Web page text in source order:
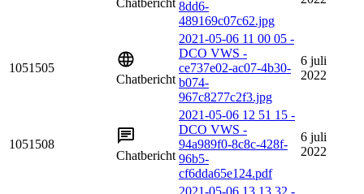
Chatbericht 8dd6-
489169c07c62.jpg
1051505
Chatbericht
2021-05-06 11 00 05 -
DCO VWS -
ce737e02-ac07-4b30-
b074-
967c8277c2f3.jpg
6 juli
2022
1051508
Chatbericht
2021-05-06 12 51 15 -
DCO VWS -
94a989f0-8c8c-428f-
96b5-
cf6dda65e124.pdf
6 juli
2022